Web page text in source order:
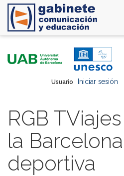
Usuario Iniciar sesión
RGB
la
deportiva